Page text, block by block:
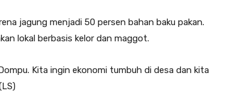
jagung menjadi 50 persen bahan baku pakan.
lokal berbasis kelor dan maggot.
Kita ingin ekonomi tumbuh di desa dan kita